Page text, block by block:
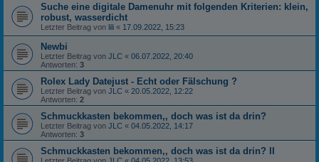
Suche eine digitale Damenuhr mit folgenden Kriterien: klein,
robust, wasserdicht
Letzter Beitrag von lili « 17.09.2022, 15:23
Newbi
Letzter Beitrag von JLC « 06.07.2022, 20:40
Antworten: 3
Rolex Lady Datejust - Echt oder Fälschung ?
Letzter Beitrag von JLC « 20.05.2022, 12:22
Antworten: 2
Schmuckkasten bekommen,, doch was ist da drin?
Letzter Beitrag von JLC « 04.05.2022, 14:17
Antworten: 3
Schmuckkasten bekommen,, doch was ist da drin? II